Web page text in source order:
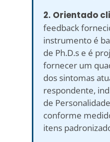
2. Orientado
feedback
instrumento é
de Ph.D.s e é
fornecer um
dos sintomas
respondente,
de
conforme
itens